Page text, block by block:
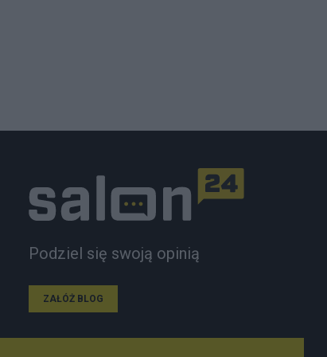
Podziel się swoją opinią
ZAŁÓŻ BLOG